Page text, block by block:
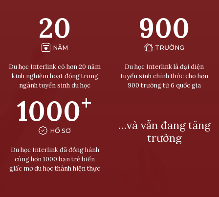
20
NĂM
Du học Interlink có hơn 20 năm
kinh nghiệm hoạt động trong
ngành tuyển sinh du học
900
TRƯỜNG
Du học Interlink là đại diện
tuyển sinh chính thức cho hơn
900 trường từ 6 quốc gia
1000+
HỒ SƠ
Du học Interlink đã đồng hành
cùng hơn 1000 bạn trẻ biến
giấc mơ du học thành hiện thực
…và vẫn đang tăng
trưởng